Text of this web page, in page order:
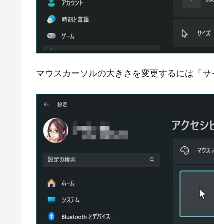
マウスカーソルの大きさを変更するには「